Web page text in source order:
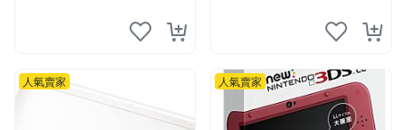
人氣賣家 人氣賣家